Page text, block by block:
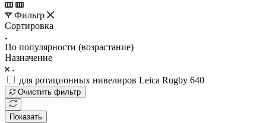
Фильтр
Сортировка
По популярности (возрастание)
Назначение
для ротационных нивелиров Leica Rugby 640
Очистить фильтр
Показать